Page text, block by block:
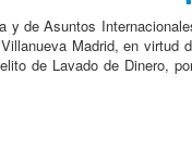
de Asuntos
Madrid, en
de Lavado de Dinero,